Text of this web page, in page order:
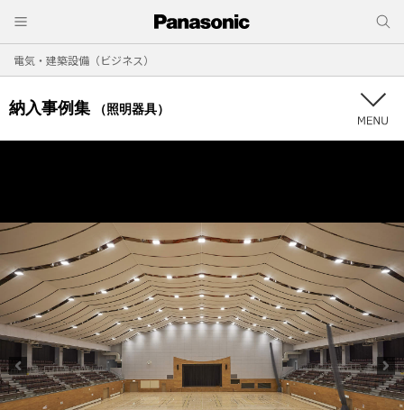
電気・建築設備（ビジネス）
納入事例集 （照明器具）